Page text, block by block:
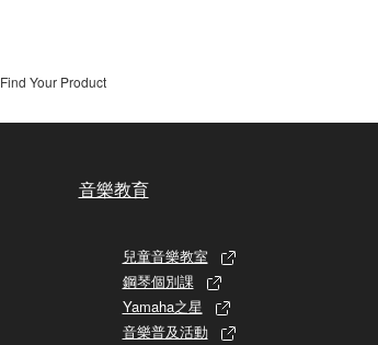
Find Your Product
音樂教育
兒童音樂教室
鋼琴個別課
Yamaha之星
音樂普及活動